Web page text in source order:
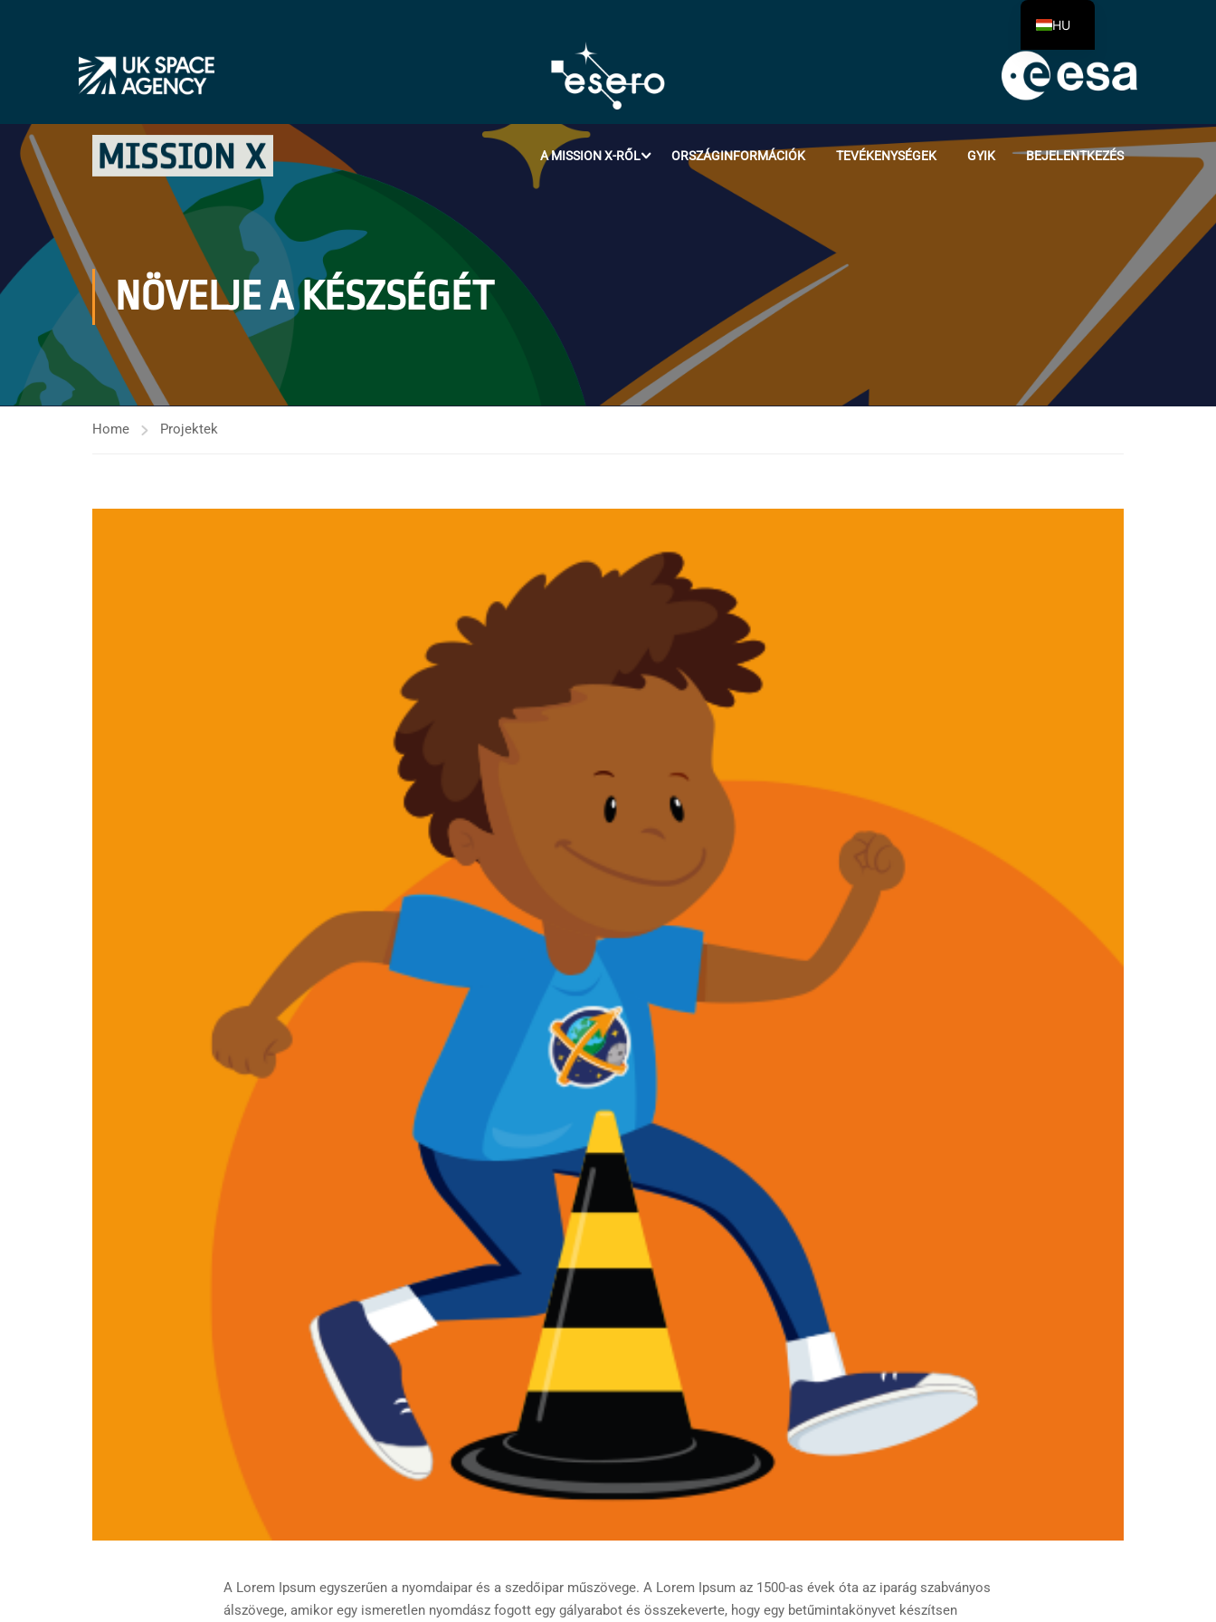
A MISSION X-RŐL ORSZÁGINFORMÁCIÓK TEVÉKENYSÉGEK GYIK BEJELENTKEZÉS
NÖVELJE A KÉSZSÉGÉT
Home Projektek
A Lorem Ipsum egyszerűen a nyomdaipar és a szedőipar műszövege. A Lorem Ipsum az 1500-as évek óta az iparág szabványos
álszövege, amikor egy ismeretlen nyomdász fogott egy gályarabot és összekeverte, hogy egy betűmintakönyvet készítsen
HU